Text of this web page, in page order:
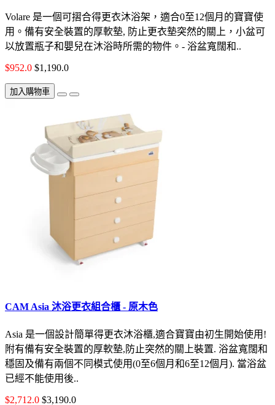
Volare 是一個可摺合得更衣沐浴架，適合0至12個月的寶寶使
用。備有安全裝置的厚軟墊, 防止更衣墊突然的關上，小盆可
以放置瓶子和嬰兒在沐浴時所需的物件。- 浴盆寬闊和..
$952.0 $1,190.0
加入購物車
CAM Asia 沐浴更衣組合櫃 - 原木色
Asia 是一個設計簡單得更衣沐浴櫃,適合寶寶由初生開始使用!
附有備有安全裝置的厚軟墊,防止突然的關上裝置. 浴盆寬闊和
穩固及備有兩個不同模式使用(0至6個月和6至12個月). 當浴盆
已經不能使用後..
$2,712.0 $3,190.0